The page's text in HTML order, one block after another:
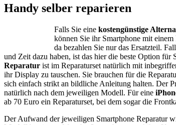
Handy selber reparieren
Falls Sie eine kostengünstige
können Sie ihr Smartphone mit einem
da bezahlen Sie nur das Ersatzteil.
und Zeit dazu haben, ist das hier die beste Option für
Reparatur ist im Reparaturset natürlich mit
ihr Display zu tauschen. Sie brauchen für die
sich einfach strikt an bildliche Anleitung halten. Der
natürlich nach dem jeweiligen Modell. Für eine
ab 70 Euro ein Reparaturset, bei dem sogar die
Der Aufwand der jeweiligen Smartphone Reparatur